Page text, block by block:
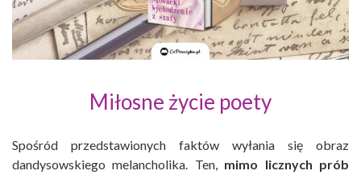
Miłosne życie poety
Spośród przedstawionych faktów wyłania się obraz
dandysowskiego melancholika. Ten, mimo licznych prób